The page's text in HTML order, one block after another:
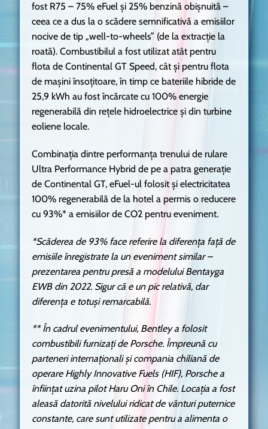
fost R75 – 75% eFuel și 25% benzină obișnuită –
ceea ce a dus la o scădere semnificativă a emisiilor
nocive de tip „well-to-wheels” (de la extracție la
roată). Combustibilul a fost utilizat atât pentru
flota de Continental GT Speed, cât și pentru flota
de mașini însoțitoare, în timp ce bateriile hibride de
25,9 kWh au fost încărcate cu 100% energie
regenerabilă din rețele hidroelectrice și din turbine
eoliene locale.
Combinația dintre performanța trenului de rulare
Ultra Performance Hybrid de pe a patra generație
de Continental GT, eFuel-ul folosit și electricitatea
100% regenerabilă de la hotel a permis o reducere
cu 93%* a emisiilor de CO2 pentru eveniment.
*Scăderea de 93% face referire la diferența față de
emisiile înregistrate la un eveniment similar –
prezentarea pentru presă a modelului Bentayga
EWB din 2022. Sigur că e un pic relativă, dar
diferența e totuși remarcabilă.
** În cadrul evenimentului, Bentley a folosit
combustibili furnizați de Porsche. Împreună cu
parteneri internaționali și compania chiliană de
operare Highly Innovative Fuels (HIF), Porsche a
înființat uzina pilot Haru Oni în Chile. Locația a fost
aleasă datorită nivelului ridicat de vânturi puternice
constante, care sunt utilizate pentru a alimenta o